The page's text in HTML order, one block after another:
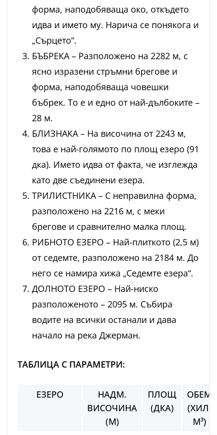
форма, наподобяваща око, откъдето
идва и името му. Нарича се понякога и
„Сърцето“.
БЪБРЕКА – Разположено на 2282 м, с
ясно изразени стръмни брегове и
форма, наподобяваща човешки
бъбрек. То е и едно от най-дълбоките –
28 м.
БЛИЗНАКА – На височина от 2243 м,
това е най-голямото по площ езеро (91
дка). Името идва от факта, че изглежда
като две съединени езера.
ТРИЛИСТНИКА – С неправилна форма,
разположено на 2216 м, с меки
брегове и сравнително малка площ.
РИБНОТО ЕЗЕРО – Най-плиткото (2,5 м)
от седемте, разположено на 2184 м. До
него се намира хижа „Седемте езера“.
ДОЛНОТО ЕЗЕРО – Най-ниско
разположеното – 2095 м. Събира
водите на всички останали и дава
начало на река Джерман.
ТАБЛИЦА С ПАРАМЕТРИ:
ЕЗЕРО
НАДМ.
ВИСОЧИНА
(М)
ПЛОЩ
(ДКА)
ОБЕМ
(ХИЛ.
М³)